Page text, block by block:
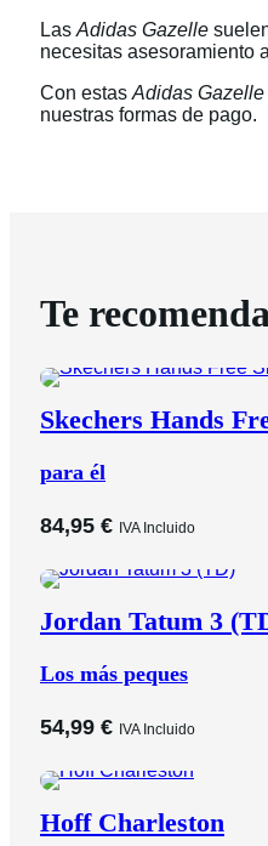
Las Adidas Gazelle
necesitas asesoramiento
Con estas Adidas Gazelle
nuestras formas de pago.
Te
Skechers Hands
para él
84,95 € IVA Incluido
Jordan Tatum 3
Los más peques
54,99 € IVA Incluido
Hoff Charleston